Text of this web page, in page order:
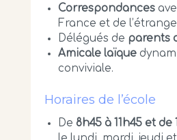
Correspondances
France et de
Délégués de parents
Amicale laïque
conviviale.
Horaires de l’école
De 8h45 à 11h45 et de